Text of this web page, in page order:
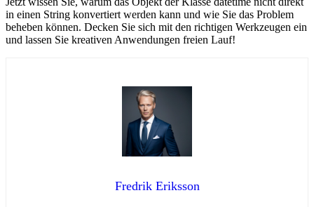
in einen String konvertiert werden kann und wie Sie das Problem
beheben können. Decken Sie sich mit den richtigen Werkzeugen ein
und lassen Sie kreativen Anwendungen freien Lauf!
Fredrik Eriksson